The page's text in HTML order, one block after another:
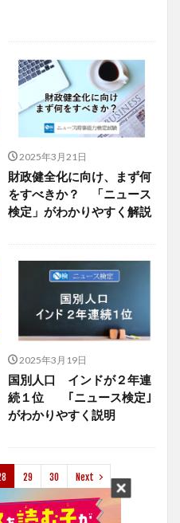
2025年3月21日
財政健全化に向け、まず何
をすべきか？ 「ニュース
検定」がわかりやすく解説
2025年3月19日
国別人口 インドが２年連
続１位 ｢ニュース検定｣
がわかりやすく説明
29 30 Next